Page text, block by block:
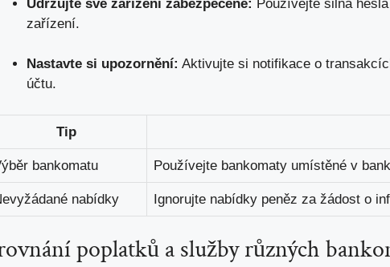
Udržujte své zařízení ⁤zabezpečené: Používejte silná
zařízení.
Nastavte si upozornění: Aktivujte si notifikace o
účtu.
Tip
bankomatu Používejte bankomaty umístěné v
nabídky Ignorujte nabídky peněz ‍za žádost o
poplatků a⁢ služby různých